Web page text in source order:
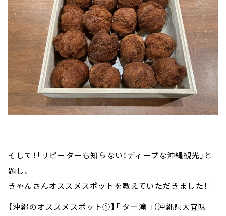
そして！「リピーターも知らない！ディープな沖縄観光」と
題し、
きゃんさんオススメスポットを教えていただきました！
【沖縄のオススメスポット①】「 ター滝 」（沖縄県大宜味